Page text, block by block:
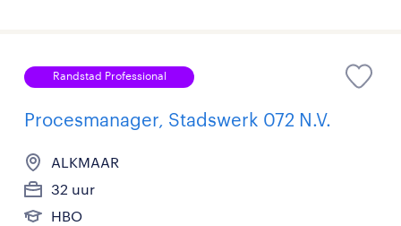
Randstad Professional
Procesmanager, Stadswerk 072 N.V.
ALKMAAR
32 uur
HBO